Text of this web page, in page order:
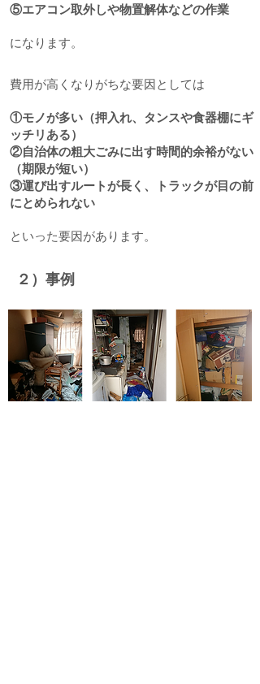
⑤エアコン取外しや物置解体などの作業
になります。
費用が高くなりがちな要因としては
①モノが多い（押入れ、タンスや食器棚にギ
ッチリある）
②自治体の粗大ごみに出す時間的余裕がない
（期限が短い）
③運び出すルートが長く、トラックが目の前
にとめられない
​といった要因があります。
２）事例